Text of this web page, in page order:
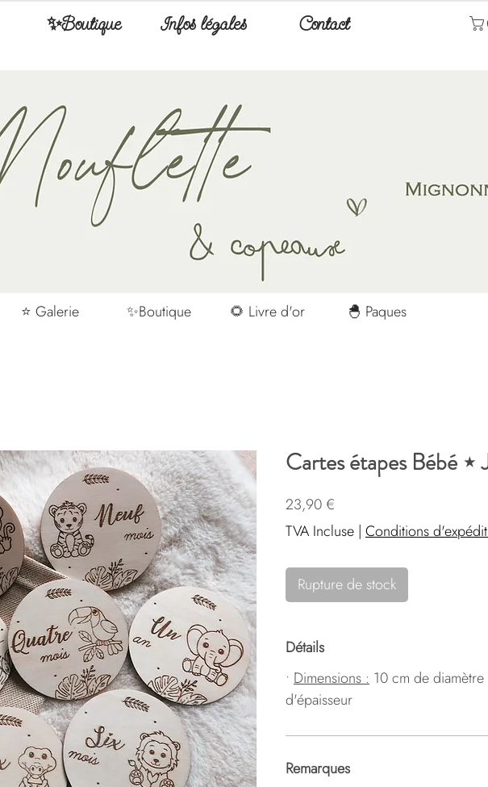
✨Boutique Infos légales Contact
⭐ Galerie ✨Boutique 🌻 Livre d'or 🐣 Paques
Cartes étapes Bébé ⋆
23,90 €
TVA Incluse | Conditions
Rupture de stock
Détails
• Dimensions : 10 cm de
d'épaisseur
Remarques